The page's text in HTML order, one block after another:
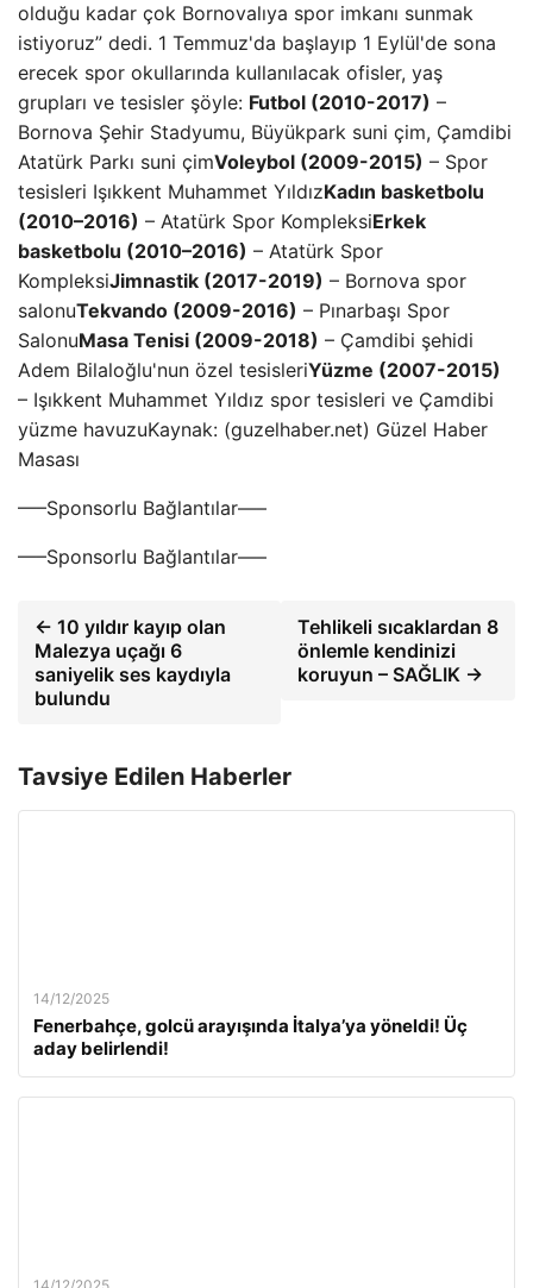
olduğu kadar çok Bornovalıya spor imkanı sunmak
istiyoruz” dedi. 1 Temmuz'da başlayıp 1 Eylül'de sona
erecek spor okullarında kullanılacak ofisler, yaş
grupları ve tesisler şöyle: Futbol (2010-2017) –
Bornova Şehir Stadyumu, Büyükpark suni çim, Çamdibi
Atatürk Parkı suni çimVoleybol (2009-2015) – Spor
tesisleri Işıkkent Muhammet YıldızKadın basketbolu
(2010–2016) – Atatürk Spor KompleksiErkek
basketbolu (2010–2016) – Atatürk Spor
KompleksiJimnastik (2017-2019) – Bornova spor
salonuTekvando (2009-2016) – Pınarbaşı Spor
SalonuMasa Tenisi (2009-2018) – Çamdibi şehidi
Adem Bilaloğlu'nun özel tesisleriYüzme (2007-2015)
– Işıkkent Muhammet Yıldız spor tesisleri ve Çamdibi
yüzme havuzuKaynak: (guzelhaber.net) Güzel Haber
Masası
—–Sponsorlu Bağlantılar—–
—–Sponsorlu Bağlantılar—–
← 10 yıldır kayıp olan
Malezya uçağı 6
saniyelik ses kaydıyla
bulundu
Tehlikeli sıcaklardan 8
önlemle kendinizi
koruyun – SAĞLIK →
Tavsiye Edilen Haberler
14/12/2025
Fenerbahçe, golcü arayışında İtalya’ya yöneldi! Üç
aday belirlendi!